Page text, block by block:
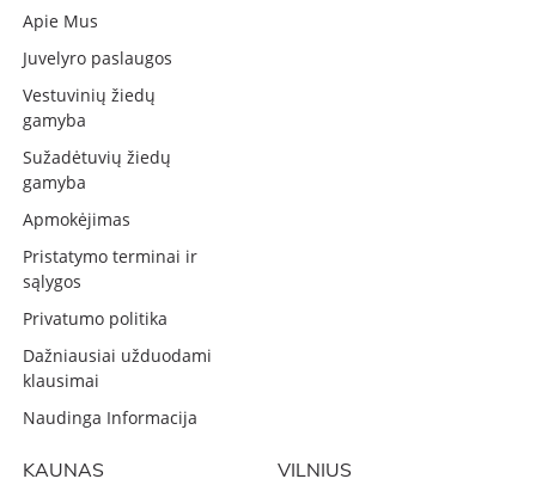
Apie Mus
Juvelyro paslaugos
Vestuvinių žiedų
gamyba
Sužadėtuvių žiedų
gamyba
Apmokėjimas
Pristatymo terminai ir
sąlygos
Privatumo politika
Dažniausiai užduodami
klausimai
Naudinga Informacija
KAUNAS VILNIUS